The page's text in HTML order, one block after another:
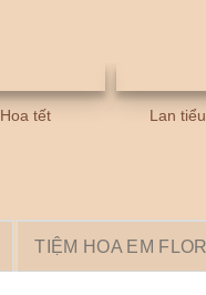
Hoa tết Lan
TIỆM HOA EM